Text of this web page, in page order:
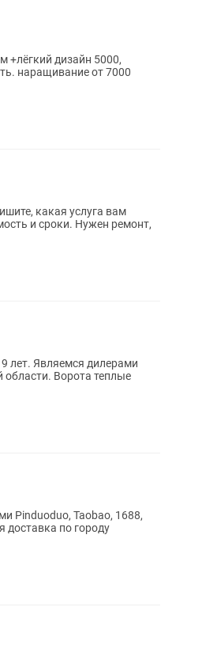
+лëгкий дизайн 5000,
наращивание от 7000
Нужен ремонт,
теплые
Pinduoduo, Taobao, 1688,
доставка по городу